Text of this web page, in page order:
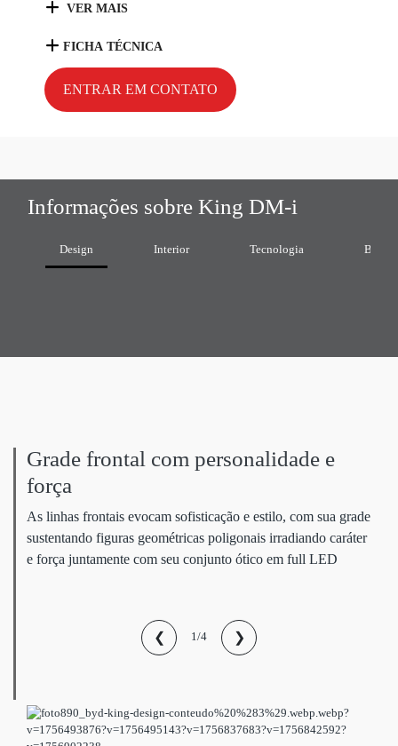
VER MAIS
FICHA TÉCNICA
ENTRAR EM CONTATO
Informações sobre King DM-i
Design Interior Tecnologia Bateria
Grade frontal com personalidade e
força
As linhas frontais evocam sofisticação e estilo, com sua grade
sustentando figuras geométricas poligonais irradiando caráter
e força juntamente com seu conjunto ótico em full LED
❮ 1/4 ❯